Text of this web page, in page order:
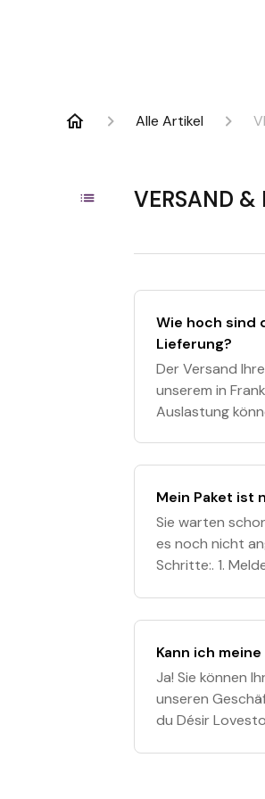
Alle Artikel
VERSAND &
Wie hoch sind
Lieferung?
Der Versand
unserem in
Auslastung
Mein Paket ist
Sie warten
es noch nicht
Schritte:. 1.
Kann ich
Ja! Sie können
unseren
du Désir